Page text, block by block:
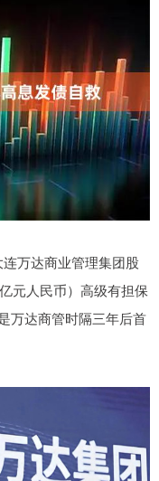
万达商业管理集团股
元人民币）高级有担保
万达商管时隔三年后首